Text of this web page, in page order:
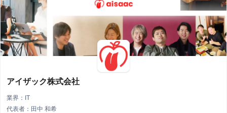
アイザック株式会社
業界：IT
代表者：田中 和希